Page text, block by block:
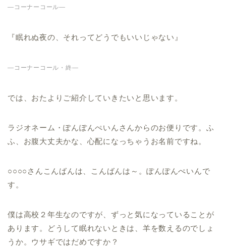
—コーナーコール—
『眠れぬ夜の、それってどうでもいいじゃない』
—コーナーコール・終—
では、おたよりご紹介していきたいと思います。
ラジオネーム・ぽんぽんぺいんさんからのお便りです。ふ
ふ、お腹大丈夫かな、心配になっちゃうお名前ですね。
○○○○さんこんばんは、こんばんは～。ぽんぽんぺいんで
す。
僕は高校２年生なのですが、ずっと気になっていることが
あります。どうして眠れないときは、羊を数えるのでしょ
うか。ウサギではだめですか？